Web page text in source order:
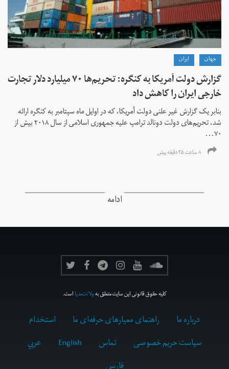
جهان ايران
گزارش دولت آمریکا به کنگره: تحریم‌ها ۷۰ میلیارد دلار تجارت
خارجی ایران را کاهش داد
بنابر یک گزارش غیر علنی دولت آمریکا، که در اوایل ماه سپتامبر به کنگره ارائه
شد، تحریم‌های دولت دونالد ترامپ علیه جمهوری اسلامی از سال ۲۰۱۸ بیش از
۷۰...
۸ ساعت ۲۵ دقیقه پیش
ادامه
کلیه حقوق قانونی این سایت متعلق بهولانت‌مدیااست.
درباره ما راهنمای معیارهای حرفه‌ای ما
استخدام
سیاست حریم خصوصی
تماس English
عربي